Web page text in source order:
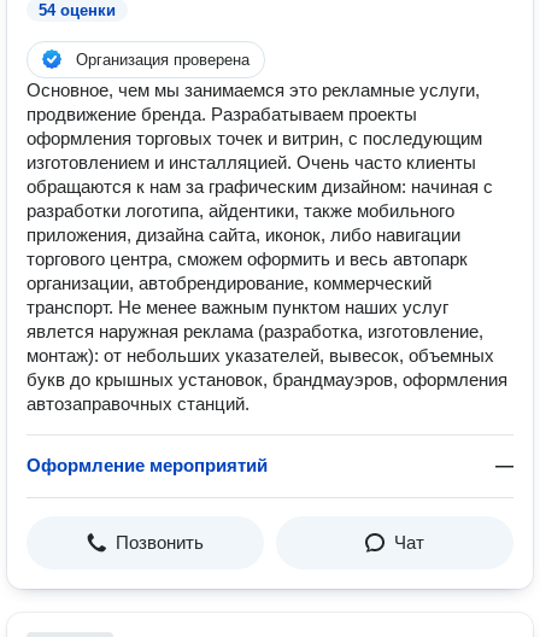
54 оценки
Организация проверена
Основное, чем мы занимаемся это рекламные услуги,
продвижение бренда. Разрабатываем проекты
оформления торговых точек и витрин, с последующим
изготовлением и инсталляцией. Очень часто клиенты
обращаются к нам за графическим дизайном: начиная с
разработки логотипа, айдентики, также мобильного
приложения, дизайна сайта, иконок, либо навигации
торгового центра, сможем оформить и весь автопарк
организации, автобрендирование, коммерческий
транспорт. Не менее важным пунктом наших услуг
явлется наружная реклама (разработка, изготовление,
монтаж): от небольших указателей, вывесок, объемных
букв до крышных установок, брандмауэров, оформления
автозаправочных станций.
Оформление мероприятий —
Позвонить Чат